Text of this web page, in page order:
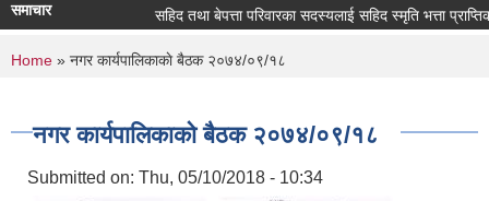
समाचार सहिद तथा बेपत्ता परिवारका सदस्यलाई सहिद स्मृति भत्ता प्राप्तिको
You are here
Home » नगर कार्यपालिकाकाे बैठक २०७४/०९/१८
नगर कार्यपालिकाकाे बैठक २०७४/०९/१८
Submitted on: Thu, 05/10/2018 - 10:34